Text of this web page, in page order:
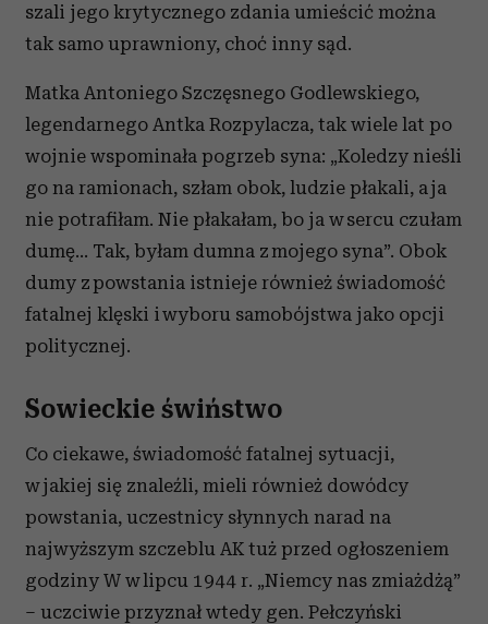
szali jego krytycznego zdania umieścić można
tak samo uprawniony, choć inny sąd.
Matka Antoniego Szczęsnego Godlewskiego,
legendarnego Antka Rozpylacza, tak wiele lat po
wojnie wspominała pogrzeb syna: „Koledzy nieśli
go na ramionach, szłam obok, ludzie płakali, a ja
nie potrafiłam. Nie płakałam, bo ja w sercu czułam
dumę… Tak, byłam dumna z mojego syna”. Obok
dumy z powstania istnieje również świadomość
fatalnej klęski i wyboru samobójstwa jako opcji
politycznej.
Sowieckie świństwo
Co ciekawe, świadomość fatalnej sytuacji,
w jakiej się znaleźli, mieli również dowódcy
powstania, uczestnicy słynnych narad na
najwyższym szczeblu AK tuż przed ogłoszeniem
godziny W w lipcu 1944 r. „Niemcy nas zmiażdżą”
– uczciwie przyznał wtedy gen. Pełczyński